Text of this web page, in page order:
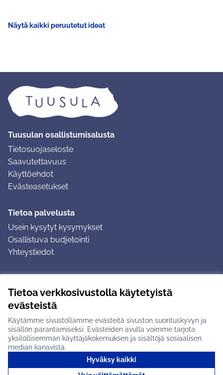
Tietoa verkkosivustolla käytetyistä
evästeistä
Käytämme sivustollamme evästeitä sivuston suorituskyvyn ja
sisällön parantamiseksi. Evästeiden avulla voimme tarjota
yksilöllisemmän käyttäjäkokemuksen ja sisältöjä sosiaalisen
median kanavista.
Hyväksy kaikki
Näytä kaikki peruutetut ideat
Tuusulan osallistumisalusta
Tietosuojaseloste
Saavutettavuus
Käyttöehdot
Evästeasetukset
Tietoa palvelusta
Usein kysytyt kysymykset
Osallistuva budjetointi
Yhteystiedot
Ohjeet kirjautumiseen
Ohjeet kommentin jättämiseen
Tuusulan osallistumisalusta X-palvelussa